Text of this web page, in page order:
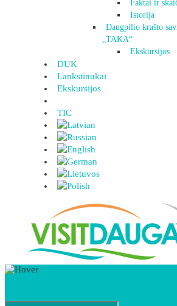
Faktai ir
Istorija
Daugpilio krašto
„TAKA“
Ekskursijos
DUK
Lankstinukai
Ekskursijos
TIC